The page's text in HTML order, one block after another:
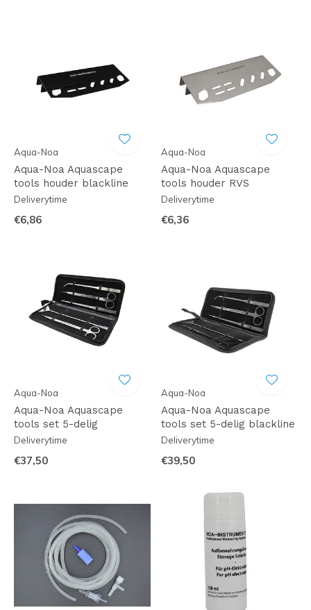
Aqua-Noa
Aqua-Noa Aquascape
tools houder blackline
Deliverytime
€6,86
Aqua-Noa
Aqua-Noa Aquascape
tools houder RVS
Deliverytime
€6,36
Aqua-Noa
Aqua-Noa Aquascape
tools set 5-delig
Deliverytime
€37,50
Aqua-Noa
Aqua-Noa Aquascape
tools set 5-delig blackline
Deliverytime
€39,50